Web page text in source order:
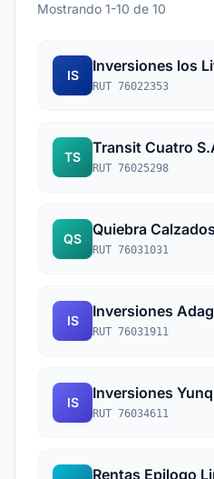
Mostrando 1-10 de 10
IS
Inversiones los
RUT 76022353
TS
Transit Cuatro
RUT 76025298
QS
Quiebra
RUT 76031031
IS
Inversiones
RUT 76031911
IS
Inversiones
RUT 76034611
Rentas Epilogo